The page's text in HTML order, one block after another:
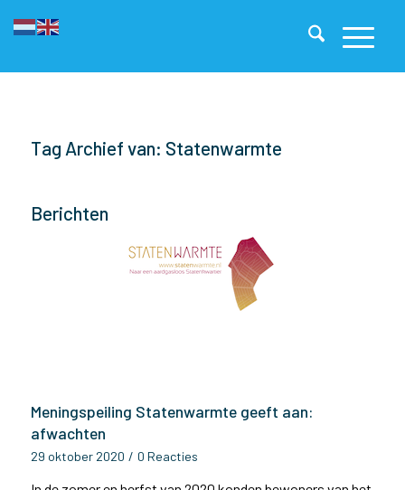
Tag Archief van: Statenwarmte
Berichten
Meningspeiling Statenwarmte geeft aan:
afwachten
29 oktober 2020 / 0 Reacties